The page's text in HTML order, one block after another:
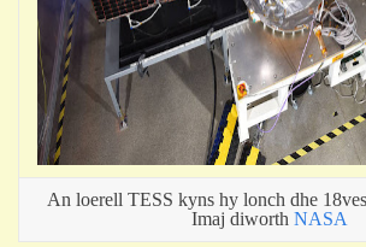
An loerell TESS kyns hy lonch dhe
Imaj diworth NASA